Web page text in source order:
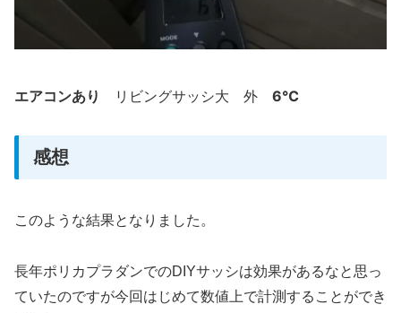
エアコンあり リビングサッシ大 外 6℃
感想
このような結果となりました。
長年ポリカプラダンでのDIYサッシは効果があるなと思っ
ていたのですが今回はじめて数値上で計測することができ